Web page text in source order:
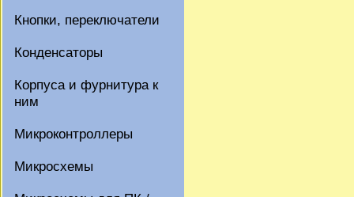
Кнопки, переключатели
Конденсаторы
Корпуса и фурнитура к
ним
Микроконтроллеры
Микросхемы